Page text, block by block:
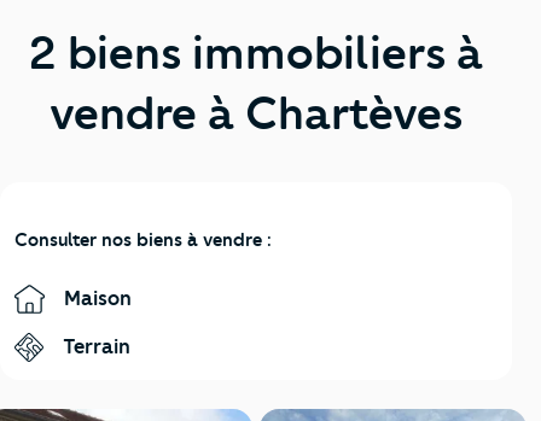
2 biens immobiliers à
vendre à Chartèves
Consulter nos biens à vendre :
Maison
Terrain